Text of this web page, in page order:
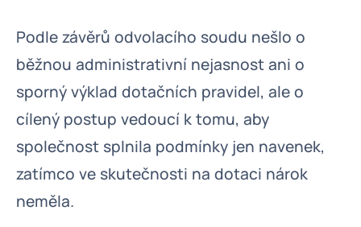
Podle závěrů odvolacího soudu nešlo o
běžnou administrativní nejasnost ani o
sporný výklad dotačních pravidel, ale o
cílený postup vedoucí k tomu, aby
společnost splnila podmínky jen navenek,
zatímco ve skutečnosti na dotaci nárok
neměla.